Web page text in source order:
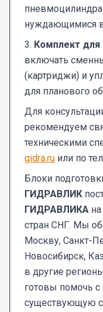
нуждающимися
3. Комплект для
включать
(картриджи) и
для планового
Для
рекомендуем
техническими
gidra.ru или по
Блоки
ГИДРАВЛИК
ГИДРАВЛИКА
стран СНГ. Мы
Москву, Санкт-
Новосибирск,
в другие
готовы помочь
существующую